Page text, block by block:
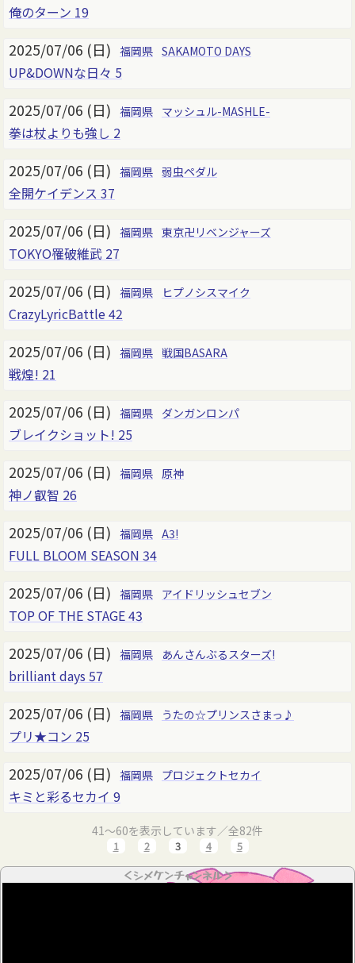
俺のターン 19
2025/07/06 (日) 福岡県 SAKAMOTO DAYS
UP&DOWNな日々 5
2025/07/06 (日) 福岡県 マッシュル-MASHLE-
拳は杖よりも強し 2
2025/07/06 (日) 福岡県 弱虫ペダル
全開ケイデンス 37
2025/07/06 (日) 福岡県 東京卍リベンジャーズ
TOKYO罹破維武 27
2025/07/06 (日) 福岡県 ヒプノシスマイク
CrazyLyricBattle 42
2025/07/06 (日) 福岡県 戦国BASARA
戦煌! 21
2025/07/06 (日) 福岡県 ダンガンロンパ
ブレイクショット! 25
2025/07/06 (日) 福岡県 原神
神ノ叡智 26
2025/07/06 (日) 福岡県 A3!
FULL BLOOM SEASON 34
2025/07/06 (日) 福岡県 アイドリッシュセブン
TOP OF THE STAGE 43
2025/07/06 (日) 福岡県 あんさんぶるスターズ!
brilliant days 57
2025/07/06 (日) 福岡県 うたの☆プリンスさまっ♪
プリ★コン 25
2025/07/06 (日) 福岡県 プロジェクトセカイ
キミと彩るセカイ 9
41～60を表示しています／全82件
1 2 3 4 5
＜シメケンチャンネル＞